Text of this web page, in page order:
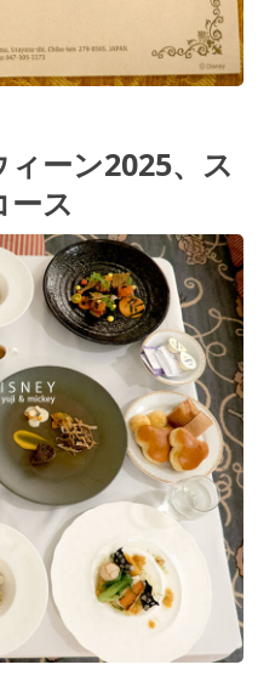
ーン2025、ス
ス